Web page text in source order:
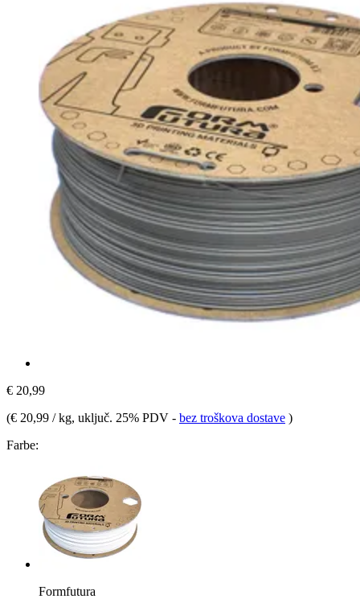
€ 20,99
(€ 20,99 / kg, uključ. 25% PDV - bez troškova dostave )
Farbe:
Formfutura